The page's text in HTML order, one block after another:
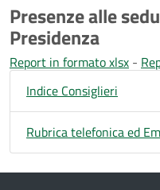
Presenze alle
Presidenza
Report in formato xlsx -
Indice Consiglieri
Rubrica telefonica ed